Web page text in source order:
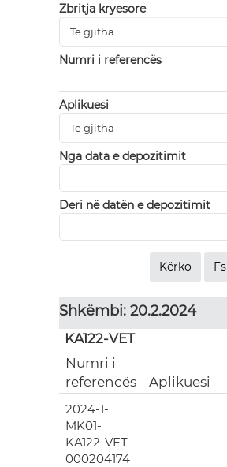
Zbritja kryesore
Numri i referencës
Aplikuesi
Nga data e depozitimit
Deri në datën e depozitimit
Shkëmbi: 20.2.2024
KA122-VET
Numri i
referencës
Aplikuesi
2024-1-
MK01-
KA122-VET-
000204174